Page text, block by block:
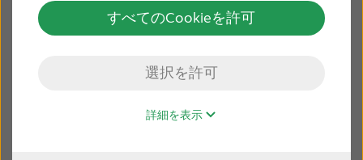
用したときに収集した他の情報を組み合わせて使用する
ことがあります。
選択を許可
すべてのCookieを許可
詳細を表示
お問い合わせ
リサウンド・ワン耳
あな型 充電式 オー
ダーメイド 補聴器